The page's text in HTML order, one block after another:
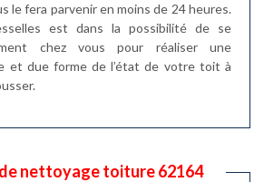
le fera parvenir en moins de 24 heures.
est dans la possibilité de se
chez vous pour réaliser une
et due forme de l’état de votre toit à
nettoyage toiture 62164